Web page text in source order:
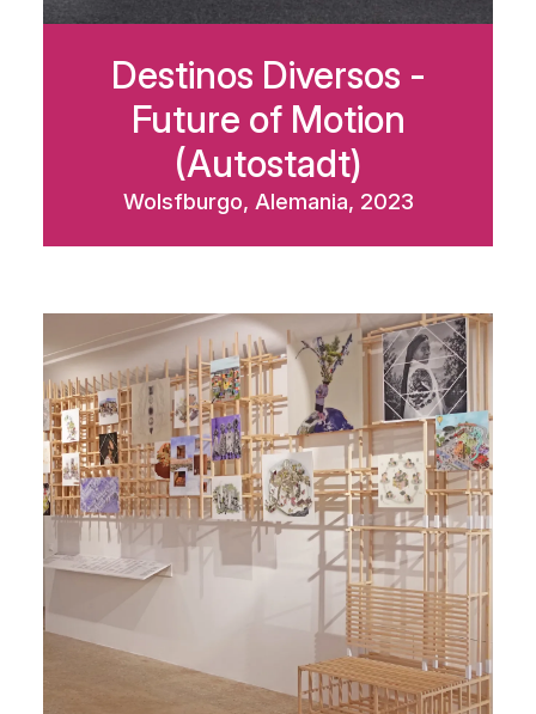
Destinos Diversos -
Future of Motion
(Autostadt)
Wolsfburgo, Alemania, 2023